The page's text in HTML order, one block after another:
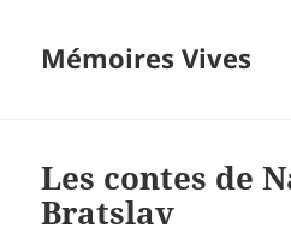
Mémoires Vives
Les contes de
Bratslav